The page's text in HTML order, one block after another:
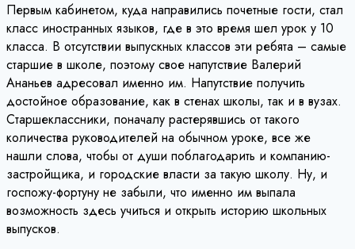
Первым кабинетом, куда направились почетные гости, стал
класс иностранных языков, где в это время шел урок у 10
класса. В отсутствии выпускных классов эти ребята – самые
старшие в школе, поэтому свое напутствие Валерий
Ананьев адресовал именно им. Напутствие получить
достойное образование, как в стенах школы, так и в вузах.
Старшеклассники, поначалу растерявшись от такого
количества руководителей на обычном уроке, все же
нашли слова, чтобы от души поблагодарить и компанию-
застройщика, и городские власти за такую школу. Ну, и
госпожу-фортуну не забыли, что именно им выпала
возможность здесь учиться и открыть историю школьных
выпусков.